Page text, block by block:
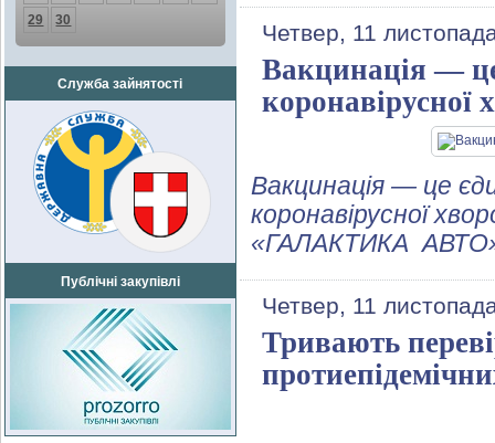
29
30
Служба зайнятості
Публічні закупівлі
Четвер, 11
Вакцинація — це
коронавірусної
Вакцинація — це
коронавірусної
«ГАЛАКТИКА
Четвер, 11
Тривають